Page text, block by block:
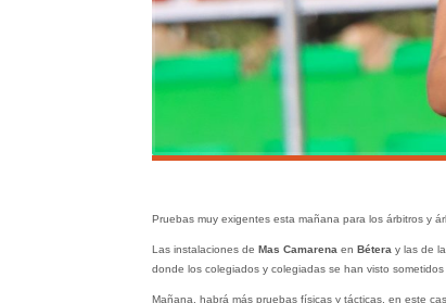
Pruebas muy exigentes esta mañana para los árbitros y
Las instalaciones de Mas Camarena en Bétera y las de la
donde los colegiados y colegiadas se han visto
Mañana, habrá más pruebas físicas y tácticas, en este